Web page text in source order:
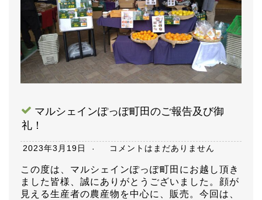
マルシェインぽっぽ町田のご報告及び御
礼！
2023年3月19日 コメントはまだありません
この度は、マルシェインぽっぽ町田にお越し頂き
ました皆様、誠にありがとうございました。顔が
見える生産者の農産物を中心に、販売。今回は、